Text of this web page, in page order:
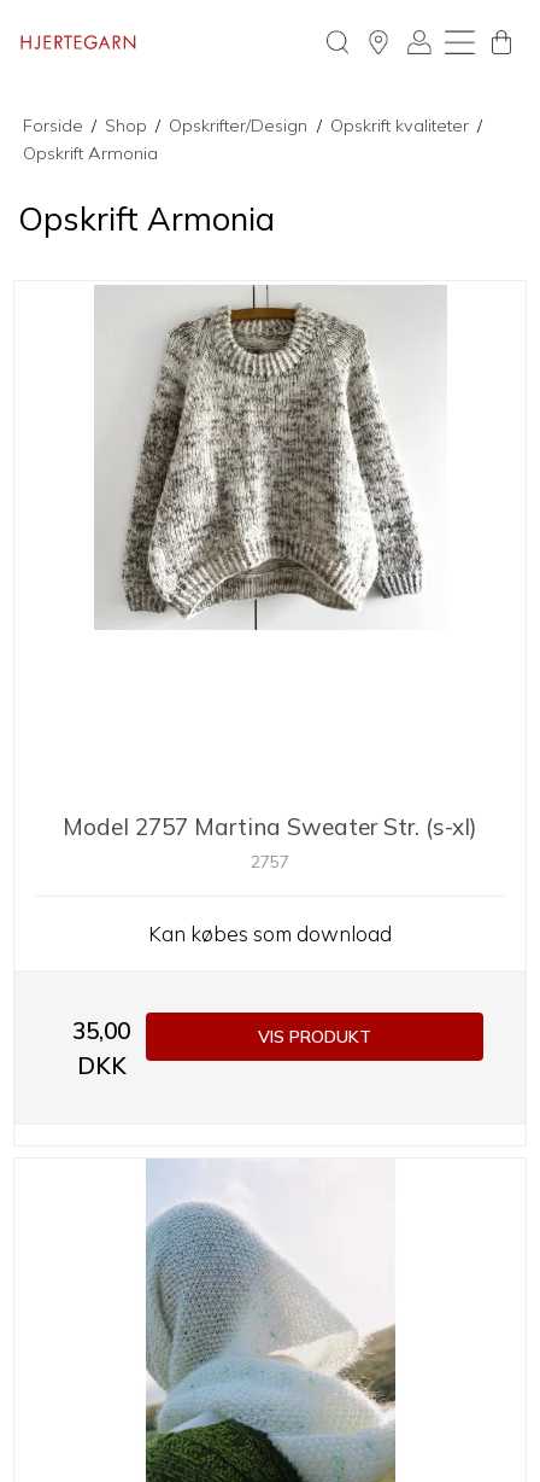
Forside / Shop / Opskrifter/Design / Opskrift kvaliteter /
Opskrift Armonia
Opskrift Armonia
Model 2757 Martina Sweater Str. (s-xl)
2757
Kan købes som download
35,00
DKK
VIS PRODUKT